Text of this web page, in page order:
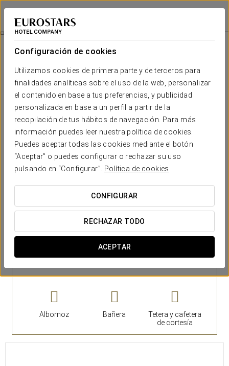
Configuración de cookies
Utilizamos cookies de primera parte y de terceros para
finalidades analíticas sobre el uso de la web, personalizar
el contenido en base a tus preferencias, y publicidad
personalizada en base a un perfil a partir de la
recopilación de tus hábitos de navegación. Para más
información puedes leer nuestra política de cookies.
Puedes aceptar todas las cookies mediante el botón
“Aceptar” o puedes configurar o rechazar su uso
pulsando en “Configurar”.
Política de cookies
CONFIGURAR
RECHAZAR TODO
ACEPTAR
Eurostars Das Letras
LISBOA
Habitaciones
Habitaciones
El confort y descanso que necesitas
El Eurostars Das Letras cuenta con 107 habitaciones
cómodas y de alta calidad, equipadas con las últimas
tecnologías. Las habitaciones han sido diseñadas con
refinadas materias primas como sonel mármol y la madera
de nogal, proporcionando así un entorno de lujo.
Todas las habitaciones, muy luminosas, tienen una
maravillosa de la ciudad y están equipadas con Wi-Fi gratuito,
TV LCD y albornoces. El hotel dispone de dos habitaciones
adaptadas a sus necesidades y 6 suites. Cada una de ellas
famoso escritor de la literatura
universal.
Albornoz Bañera
Tetera y cafetera
de cortesía